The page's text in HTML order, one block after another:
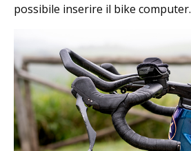
possibile inserire il bike computer.